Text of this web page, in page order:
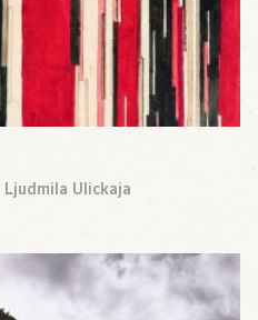
Ljudmila Ulickaja